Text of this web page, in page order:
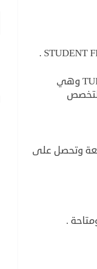
وهي جهة توفر نوعين من القروض، واحد للرسوم الدراسية يسمونه TUITION FEES FINANCE وهي
حسب التخصص
وتحصل على
.